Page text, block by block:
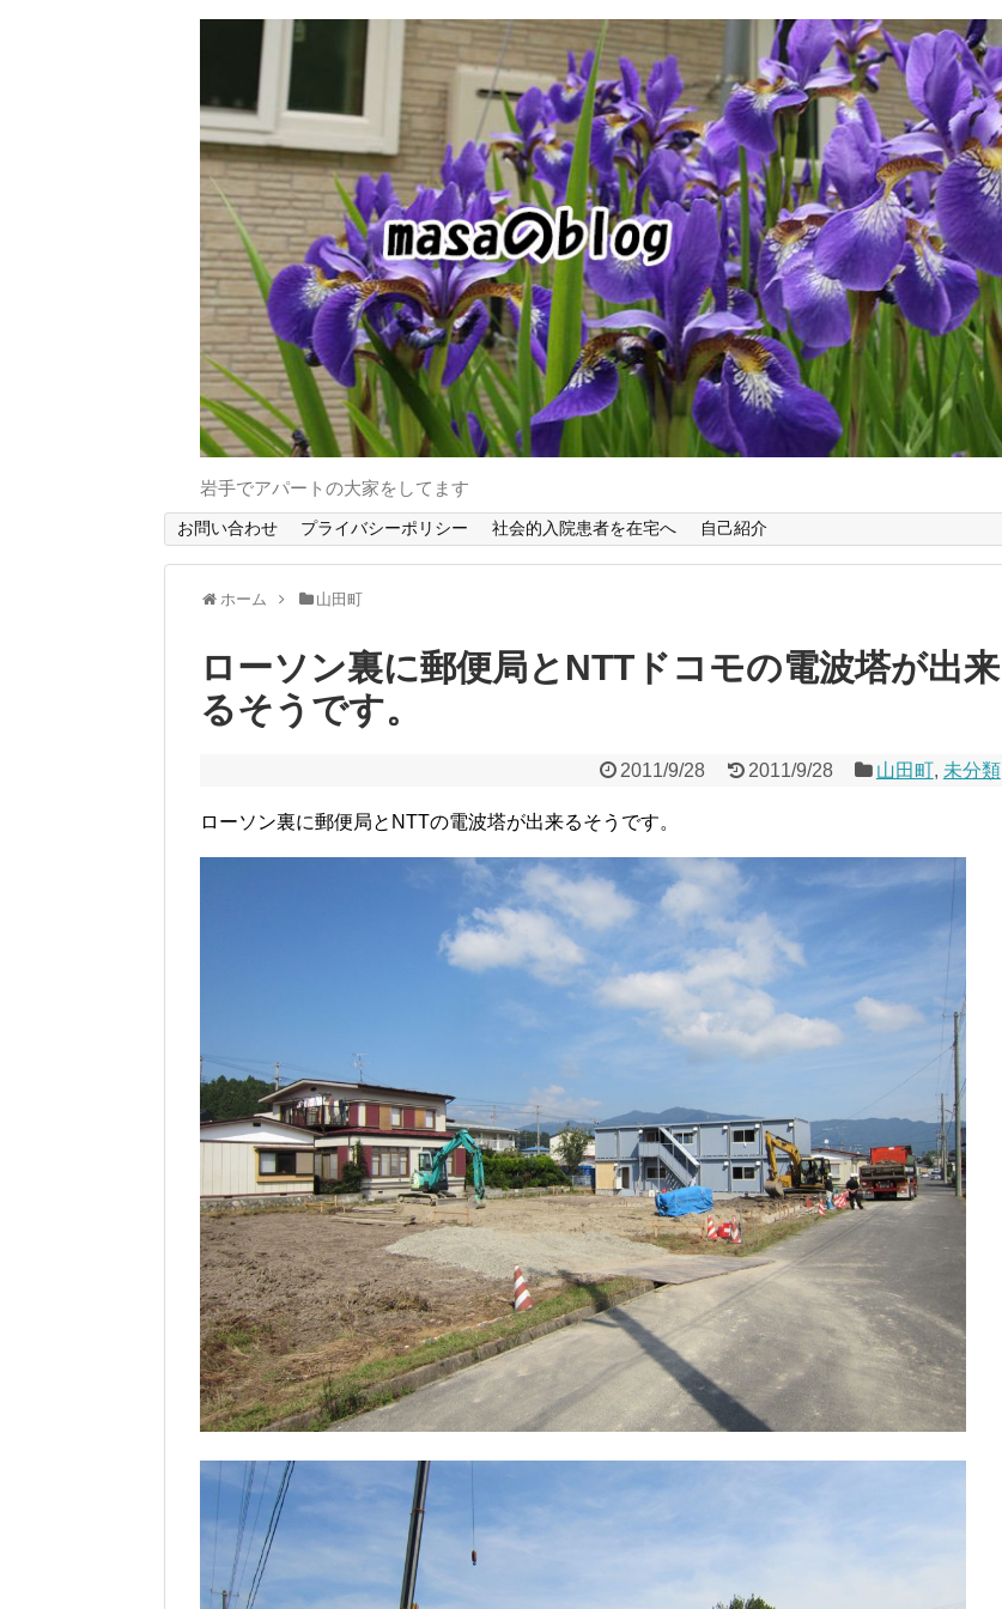
岩手でアパートの大家をしてます
お問い合わせ プライバシーポリシー 社会的入院患者を在宅へ 自己紹介
ホーム 山田町
ローソン裏に郵便局とNTTドコモの電波塔が出来
るそうです。
2011/9/28 2011/9/28 山田町, 未分類
ローソン裏に郵便局とNTTの電波塔が出来るそうです。